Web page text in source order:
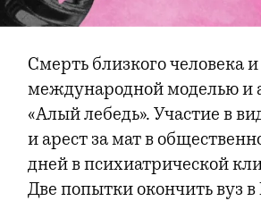
Смерть близкого человека
международной моделью и
«Алый лебедь». Участие в
и арест за мат в
дней в психиатрической
Две попытки окончить вуз